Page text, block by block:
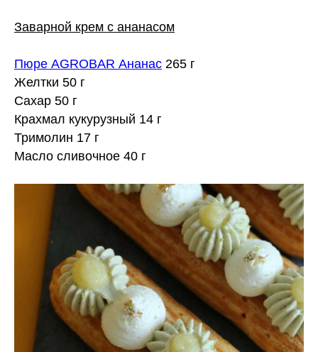
Заварной крем с ананасом
Пюре AGROBAR Ананас 265 г
Желтки 50 г
Сахар 50 г
Крахмал кукурузный 14 г
Тримолин 17 г
Масло сливочное 40 г